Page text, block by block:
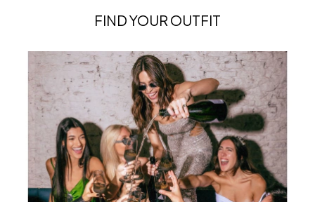
FIND YOUR OUTFIT